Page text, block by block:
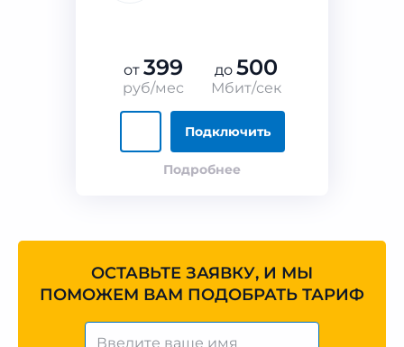
от 399
руб/мес
до 500
Мбит/сек
Подключить
Подробнее
ОСТАВЬТЕ ЗАЯВКУ, И МЫ
ПОМОЖЕМ ВАМ ПОДОБРАТЬ ТАРИФ